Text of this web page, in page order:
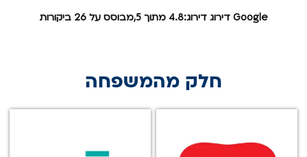
Google דירוג דירוג:4.8 מתוך 5,מבוסס על 26 ביקורות
חלק מהמשפחה